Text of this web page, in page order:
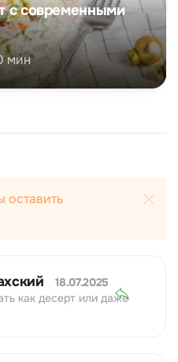
с современными
мин
оставить
18.07.2025
как десерт или даже